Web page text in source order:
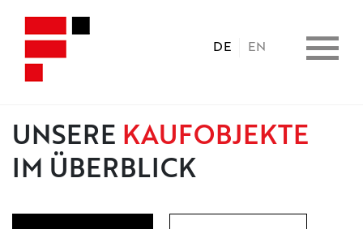
DE EN
HOME
UNSERE KAUFOBJEKTE
IM ÜBERBLICK